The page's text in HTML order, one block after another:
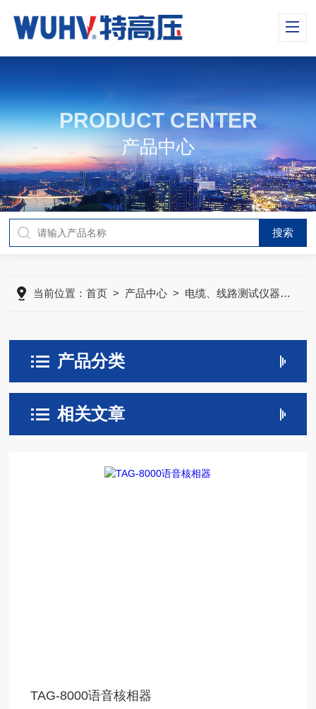
PRODUCT CENTER
产品中心
当前位置：首页 > 产品中心 > 电缆、线路测试仪器>
产品分类
相关文章
TAG-8000语音核相器